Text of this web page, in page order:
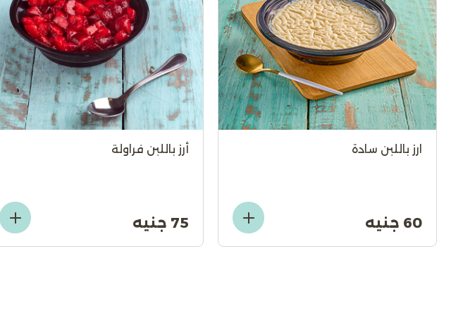
ارز باللبن سادة
60 جنيه
أرز باللبن فراولة
75 جنيه